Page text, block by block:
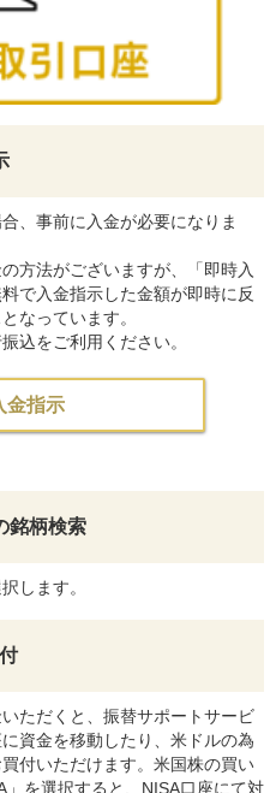
、事前に入金が必要になりま
方法がございますが、「即時入
で入金指示した金額が即時に反
なっています。
込をご利用ください。
金指示
銘柄検索
します。
ただくと、振替サポートサービ
資金を移動したり、米ドルの為
付いただけます。米国株の買い
を選択すると、NISA口座にて対